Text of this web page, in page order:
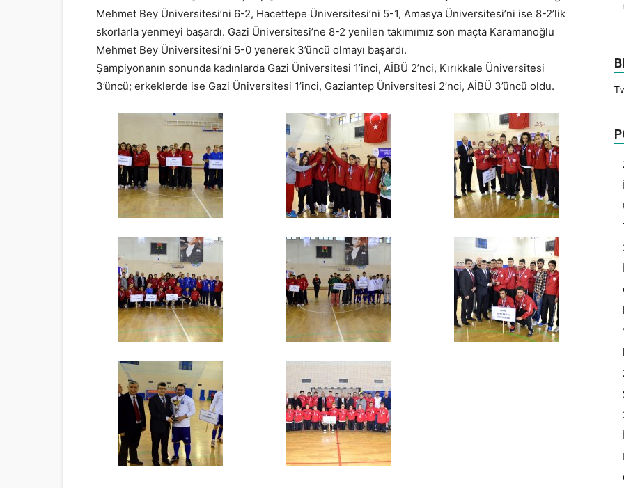
Mehmet Bey Üniversitesi’ni 6-2, Hacettepe Üniversitesi’ni 5-1, Amasya Üniversitesi’ni ise 8-2’lik
skorlarla yenmeyi başardı. Gazi Üniversitesi’ne 8-2 yenilen takımımız son maçta Karamanoğlu
Mehmet Bey Üniversitesi’ni 5-0 yenerek 3’üncü olmayı başardı.
Şampiyonanın sonunda kadınlarda Gazi Üniversitesi 1’inci, AİBÜ 2’nci, Kırıkkale Üniversitesi
3’üncü; erkeklerde ise Gazi Üniversitesi 1’inci, Gaziantep Üniversitesi 2’nci, AİBÜ 3’üncü oldu.